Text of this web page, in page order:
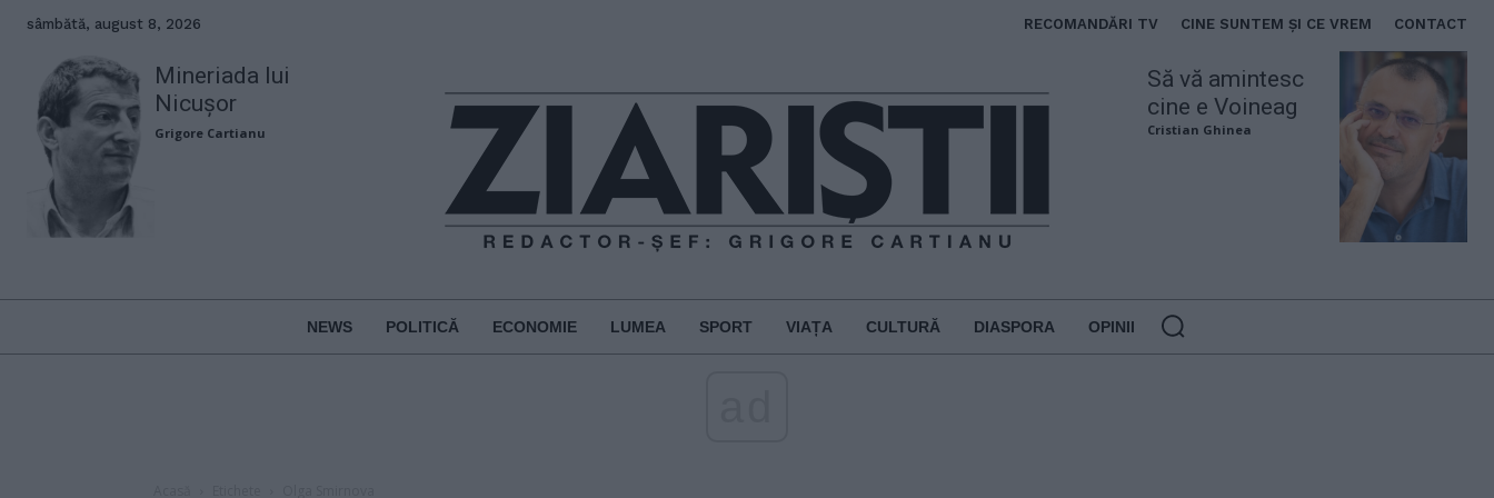
sâmbătă, august 8, 2026 RECOMANDĂRI TV CINE SUNTEM ȘI CE VREM CONTACT
Mineriada lui
Nicușor
Grigore Cartianu
Să vă amintesc
cine e Voineag
Cristian Ghinea
NEWS POLITICĂ ECONOMIE LUMEA SPORT VIAȚA CULTURĂ DIASPORA OPINII